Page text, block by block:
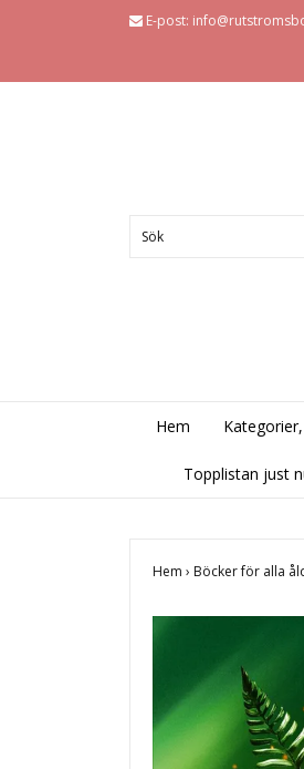
E-post:
Hem
Topplistan just
Hem › Böcker för alla